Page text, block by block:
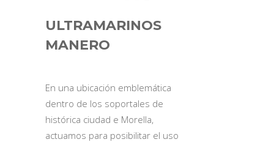
ULTRAMARINOS
MANERO
En una ubicación emblemática
dentro de los soportales de
histórica ciudad e Morella,
actuamos para posibilitar el uso